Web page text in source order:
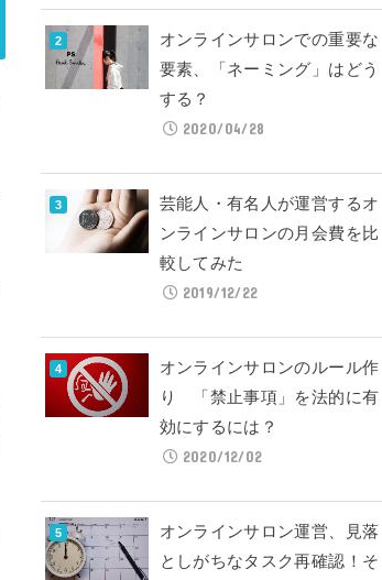
オンラインサロンでの重要な
要素、「ネーミング」はどう
する？
2020/04/28
芸能人・有名人が運営するオ
ンラインサロンの月会費を比
較してみた
2019/12/22
オンラインサロンのルール作
り 「禁止事項」を法的に有
効にするには？
2020/12/02
オンラインサロン運営、見落
としがちなタスク再確認！そ